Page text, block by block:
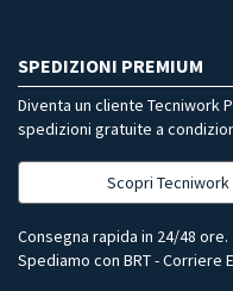
SPEDIZIONI PREMIUM
Diventa un cliente Tecniwork
spedizioni gratuite a
Scopri Tecniwork
Consegna rapida in 24/48 ore.
Spediamo con BRT - Corriere